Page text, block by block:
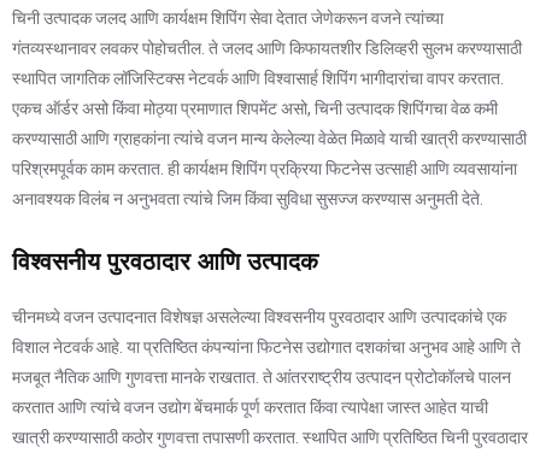
चिनी उत्पादक जलद आणि कार्यक्षम शिपिंग सेवा देतात जेणेकरून वजने त्यांच्या
गंतव्यस्थानावर लवकर पोहोचतील. ते जलद आणि किफायतशीर डिलिव्हरी सुलभ करण्यासाठी
स्थापित जागतिक लॉजिस्टिक्स नेटवर्क आणि विश्वासार्ह शिपिंग भागीदारांचा वापर करतात.
एकच ऑर्डर असो किंवा मोठ्या प्रमाणात शिपमेंट असो, चिनी उत्पादक शिपिंगचा वेळ कमी
करण्यासाठी आणि ग्राहकांना त्यांचे वजन मान्य केलेल्या वेळेत मिळावे याची खात्री करण्यासाठी
परिश्रमपूर्वक काम करतात. ही कार्यक्षम शिपिंग प्रक्रिया फिटनेस उत्साही आणि व्यवसायांना
अनावश्यक विलंब न अनुभवता त्यांचे जिम किंवा सुविधा सुसज्ज करण्यास अनुमती देते.
विश्वसनीय पुरवठादार आणि उत्पादक
चीनमध्ये वजन उत्पादनात विशेषज्ञ असलेल्या विश्वसनीय पुरवठादार आणि उत्पादकांचे एक
विशाल नेटवर्क आहे. या प्रतिष्ठित कंपन्यांना फिटनेस उद्योगात दशकांचा अनुभव आहे आणि ते
मजबूत नैतिक आणि गुणवत्ता मानके राखतात. ते आंतरराष्ट्रीय उत्पादन प्रोटोकॉलचे पालन
करतात आणि त्यांचे वजन उद्योग बेंचमार्क पूर्ण करतात किंवा त्यापेक्षा जास्त आहेत याची
खात्री करण्यासाठी कठोर गुणवत्ता तपासणी करतात. स्थापित आणि प्रतिष्ठित चिनी पुरवठादार